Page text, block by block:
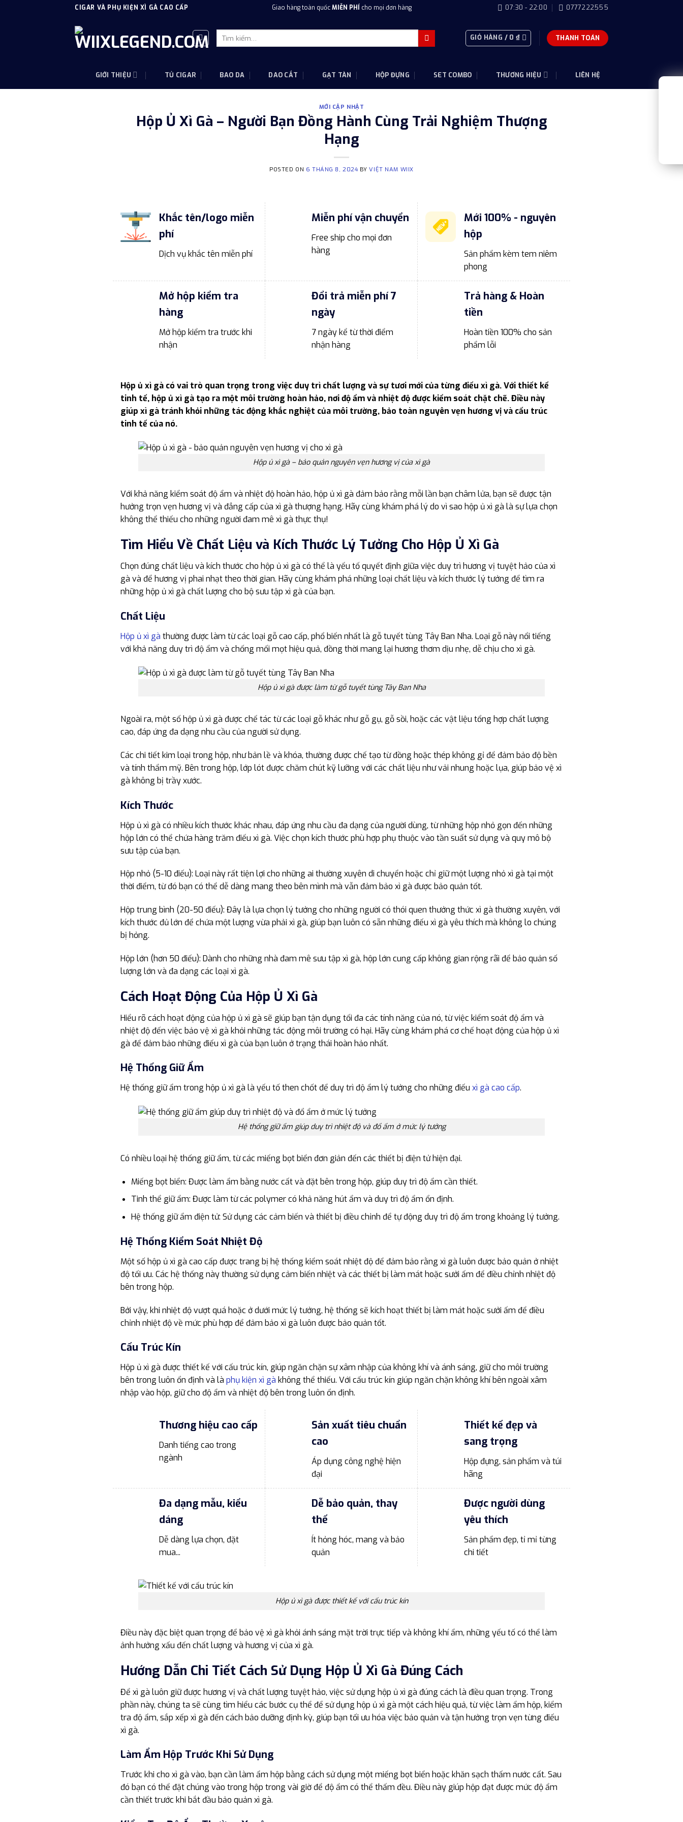
CIGAR VÀ PHỤ KIỆN XÌ GÀ CAO CẤP Giao hàng toàn quốcMIỄN PHÍ cho mọi đơn hàng 07:30 - 22:00 0777222555
Tìm
kiếm:
GIỎ HÀNG / 0₫ THANH TOÁN
GIỚI THIỆU TỦ CIGAR BAO DA DAO CẮT GẠT TÀN HỘP ĐỰNG SET COMBO THƯƠNG HIỆU LIÊN HỆ
MỚI CẬP NHẬT
Hộp Ủ Xì Gà – Người Bạn Đồng Hành Cùng Trải Nghiệm Thượng
Hạng
POSTED ON 6 THÁNG 8, 2024 BYVIỆT NAM WIIX
Khắc tên/logo miễn
phí
Dịch vụ khắc tên miễn phí
Miễn phí vận chuyển
Free ship cho mọi đơn
hàng
Mới 100% - nguyên
hộp
Sản phẩm kèm tem niêm
phong
Mở hộp kiểm tra
hàng
Mở hộp kiểm tra trước khi
nhận
Đổi trả miễn phí 7
ngày
7 ngày kể từ thời điểm
nhận hàng
Trả hàng & Hoàn
tiền
Hoàn tiền 100% cho sản
phẩm lỗi
Hộp ủ xì gà có vai trò quan trọng trong việc duy trì chất lượng và sự tươi mới của từng điếu xì gà. Với thiết kế
tinh tế, hộp ủ xì gà tạo ra một môi trường hoàn hảo, nơi độ ẩm và nhiệt độ được kiểm soát chặt chẽ. Điều này
giúp xì gà tránh khỏi những tác động khắc nghiệt của môi trường, bảo toàn nguyên vẹn hương vị và cấu trúc
tinh tế của nó.
Hộp ủ xì gà – bảo quản nguyên vẹn hương vị của xì gà
Với khả năng kiểm soát độ ẩm và nhiệt độ hoàn hảo, hộp ủ xì gà đảm bảo rằng mỗi lần bạn châm lửa, bạn sẽ được tận
hưởng trọn vẹn hương vị và đẳng cấp của xì gà thượng hạng. Hãy cùng khám phá lý do vì sao hộp ủ xì gà là sự lựa chọn
không thể thiếu cho những người đam mê xì gà thực thụ!
Tìm Hiểu Về Chất Liệu và Kích Thước Lý Tưởng Cho Hộp Ủ Xì Gà
Chọn đúng chất liệu và kích thước cho hộp ủ xì gà có thể là yếu tố quyết định giữa việc duy trì hương vị tuyệt hảo của xì
gà và để hương vị phai nhạt theo thời gian. Hãy cùng khám phá những loại chất liệu và kích thước lý tưởng để tìm ra
những hộp ủ xì gà chất lượng cho bộ sưu tập xì gà của bạn.
Chất Liệu
Hộp ủ xì gà thường được làm từ các loại gỗ cao cấp, phổ biến nhất là gỗ tuyết tùng Tây Ban Nha. Loại gỗ này nổi tiếng
với khả năng duy trì độ ẩm và chống mối mọt hiệu quả, đồng thời mang lại hương thơm dịu nhẹ, dễ chịu cho xì gà.
Hộp ủ xì gà được làm từ gỗ tuyết tùng Tây Ban Nha
Ngoài ra, một số hộp ủ xì gà được chế tác từ các loại gỗ khác như gỗ gụ, gỗ sồi, hoặc các vật liệu tổng hợp chất lượng
cao, đáp ứng đa dạng nhu cầu của người sử dụng.
Các chi tiết kim loại trong hộp, như bản lề và khóa, thường được chế tạo từ đồng hoặc thép không gỉ để đảm bảo độ bền
và tính thẩm mỹ. Bên trong hộp, lớp lót được chăm chút kỹ lưỡng với các chất liệu như vải nhung hoặc lụa, giúp bảo vệ xì
gà không bị trầy xước.
Kích Thước
Hộp ủ xì gà có nhiều kích thước khác nhau, đáp ứng nhu cầu đa dạng của người dùng, từ những hộp nhỏ gọn đến những
hộp lớn có thể chứa hàng trăm điếu xì gà. Việc chọn kích thước phù hợp phụ thuộc vào tần suất sử dụng và quy mô bộ
sưu tập của bạn.
Hộp nhỏ (5-10 điếu): Loại này rất tiện lợi cho những ai thường xuyên di chuyển hoặc chỉ giữ một lượng nhỏ xì gà tại một
thời điểm, từ đó bạn có thể dễ dàng mang theo bên mình mà vẫn đảm bảo xì gà được bảo quản tốt.
Hộp trung bình (20-50 điếu): Đây là lựa chọn lý tưởng cho những người có thói quen thưởng thức xì gà thường xuyên, với
kích thước đủ lớn để chứa một lượng vừa phải xì gà, giúp bạn luôn có sẵn những điếu xì gà yêu thích mà không lo chúng
bị hỏng.
Hộp lớn (hơn 50 điếu): Dành cho những nhà đam mê sưu tập xì gà, hộp lớn cung cấp không gian rộng rãi để bảo quản số
lượng lớn và đa dạng các loại xì gà.
Cách Hoạt Động Của Hộp Ủ Xì Gà
Hiểu rõ cách hoạt động của hộp ủ xì gà sẽ giúp bạn tận dụng tối đa các tính năng của nó, từ việc kiểm soát độ ẩm và
nhiệt độ đến việc bảo vệ xì gà khỏi những tác động môi trường có hại. Hãy cùng khám phá cơ chế hoạt động của hộp ủ xì
gà để đảm bảo những điếu xì gà của bạn luôn ở trạng thái hoàn hảo nhất.
Hệ Thống Giữ Ẩm
Hệ thống giữ ẩm trong hộp ủ xì gà là yếu tố then chốt để duy trì độ ẩm lý tưởng cho những điếu xì gà cao cấp.
Hệ thống giữ ẩm giúp duy trì nhiệt độ và đổ ẩm ở mức lý tưởng
Có nhiều loại hệ thống giữ ẩm, từ các miếng bọt biển đơn giản đến các thiết bị điện tử hiện đại.
Miếng bọt biển: Được làm ẩm bằng nước cất và đặt bên trong hộp, giúp duy trì độ ẩm cần thiết.
Tinh thể giữ ẩm: Được làm từ các polymer có khả năng hút ẩm và duy trì độ ẩm ổn định.
Hệ thống giữ ẩm điện tử: Sử dụng các cảm biến và thiết bị điều chỉnh để tự động duy trì độ ẩm trong khoảng lý tưởng.
Hệ Thống Kiểm Soát Nhiệt Độ
Một số hộp ủ xì gà cao cấp được trang bị hệ thống kiểm soát nhiệt độ để đảm bảo rằng xì gà luôn được bảo quản ở nhiệt
độ tối ưu. Các hệ thống này thường sử dụng cảm biến nhiệt và các thiết bị làm mát hoặc sưởi ấm để điều chỉnh nhiệt độ
bên trong hộp.
Bởi vậy, khi nhiệt độ vượt quá hoặc ở dưới mức lý tưởng, hệ thống sẽ kích hoạt thiết bị làm mát hoặc sưởi ấm để điều
chỉnh nhiệt độ về mức phù hợp để đảm bảo xì gà luôn được bảo quản tốt.
Cấu Trúc Kín
Hộp ủ xì gà được thiết kế với cấu trúc kín, giúp ngăn chặn sự xâm nhập của không khí và ánh sáng, giữ cho môi trường
bên trong luôn ổn định và là phụ kiện xì gà không thể thiếu. Với cấu trúc kín giúp ngăn chặn không khí bên ngoài xâm
nhập vào hộp, giữ cho độ ẩm và nhiệt độ bên trong luôn ổn định.
Thương hiệu cao cấp
Danh tiếng cao trong
ngành
Sản xuất tiêu chuẩn
cao
Áp dụng công nghệ hiện
đại
Thiết kế đẹp và
sang trọng
Hộp đựng, sản phẩm và túi
hãng
Đa dạng mẫu, kiểu
dáng
Dễ dàng lựa chọn, đặt
mua...
Dễ bảo quản, thay
thế
Ít hỏng hóc, mang và bảo
quản
Được người dùng
yêu thích
Sản phẩm đẹp, tỉ mỉ từng
chi tiết
Hộp ủ xì gà được thiết kế với cấu trúc kín
Điều này đặc biệt quan trọng để bảo vệ xì gà khỏi ánh sáng mặt trời trực tiếp và không khí ẩm, những yếu tố có thể làm
ảnh hưởng xấu đến chất lượng và hương vị của xì gà.
Hướng Dẫn Chi Tiết Cách Sử Dụng Hộp Ủ Xì Gà Đúng Cách
Để xì gà luôn giữ được hương vị và chất lượng tuyệt hảo, việc sử dụng hộp ủ xì gà đúng cách là điều quan trọng. Trong
phần này, chúng ta sẽ cùng tìm hiểu các bước cụ thể để sử dụng hộp ủ xì gà một cách hiệu quả, từ việc làm ẩm hộp, kiểm
tra độ ẩm, sắp xếp xì gà đến cách bảo dưỡng định kỳ, giúp bạn tối ưu hóa việc bảo quản và tận hưởng trọn vẹn từng điếu
xì gà.
Làm Ẩm Hộp Trước Khi Sử Dụng
Trước khi cho xì gà vào, bạn cần làm ẩm hộp bằng cách sử dụng một miếng bọt biển hoặc khăn sạch thấm nước cất. Sau
đó bạn có thể đặt chúng vào trong hộp trong vài giờ để độ ẩm có thể thấm đều. Điều này giúp hộp đạt được mức độ ẩm
cần thiết trước khi bắt đầu bảo quản xì gà.